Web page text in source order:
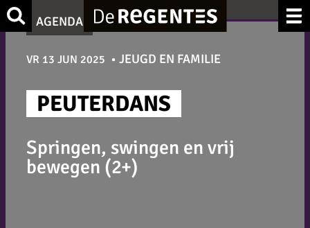
Ga
naar
Zoek
AGENDA
VR 13 JUN 2025 JEUGD EN FAMILIE
PEUTERDANS
Springen, swingen en vrij
bewegen (2+)